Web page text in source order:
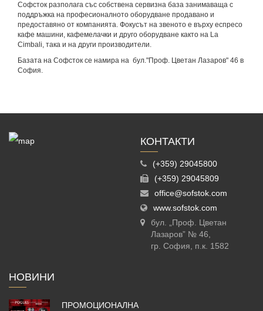
Софсток разполага със собствена сервизна база занимаваща с
поддръжка на професионалното оборудване продавано и
предоставяно от компанията. Фокусът на звеното е върху еспресо
кафе машини, кафемелачки и друго оборудване както на La
Cimbali, така и на други производители.
Базата на Софсток се намира на бул."Проф. Цветан Лазаров" 46 в
София.
КОНТАКТИ
(+359) 29045800
(+359) 29045809
office@sofstok.com
www.sofstok.com
бул. „Проф. Цветан
Лазаров” № 46,
гр. София, п.к. 1582
НОВИНИ
ПРОМОЦИОНАЛНА